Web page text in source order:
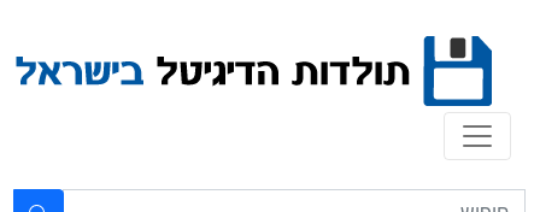
content
טקסט חופשי...